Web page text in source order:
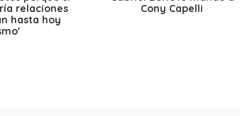
relaciones
hasta hoy
Cony Capelli